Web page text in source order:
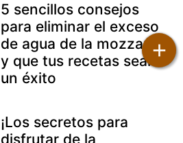
+
5 sencillos consejos
para eliminar el exceso
de agua de la mozzarella
y que tus recetas sean
un éxito
¡Los secretos para
disfrutar de la